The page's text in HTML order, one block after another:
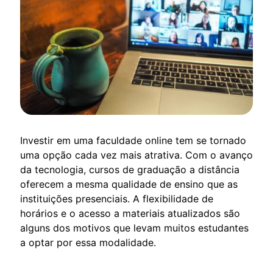
Investir em uma faculdade online tem se tornado
uma opção cada vez mais atrativa. Com o avanço
da tecnologia, cursos de graduação a distância
oferecem a mesma qualidade de ensino que as
instituições presenciais. A flexibilidade de
horários e o acesso a materiais atualizados são
alguns dos motivos que levam muitos estudantes
a optar por essa modalidade.